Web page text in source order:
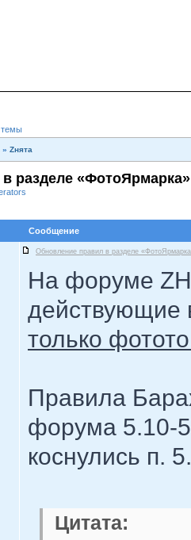
темы
» Zнята
разделе «ФотоЯрмарка»
Сообщение
Обновление правил в разделе
На форуме
действующие
только
Правила
форума 5.10-
коснулись п.
Цитата: